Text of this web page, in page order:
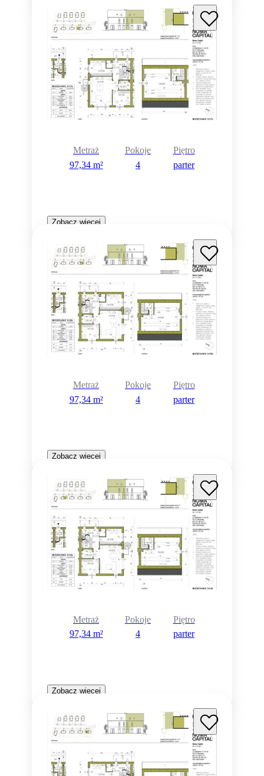
Metraż
97,34 m²
Pokoje
4
Piętro
parter
Zobacz więcej
Metraż
97,34 m²
Pokoje
4
Piętro
parter
Zobacz więcej
Metraż
97,34 m²
Pokoje
4
Piętro
parter
Zobacz więcej